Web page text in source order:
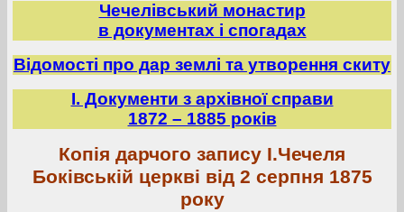
Чечелівський монастир
в документах і спогадах
Відомості про дар землі та утворення скиту
І. Документи з архівної справи
1872 – 1885 років
Копія дарчого запису І.Чечеля
Боківській церкві від 2 серпня 1875
року